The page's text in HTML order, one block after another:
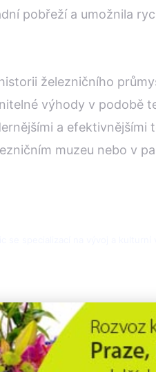
pobřeží a umožnila
železničního
výhody v podobě
a
muzeu nebo v